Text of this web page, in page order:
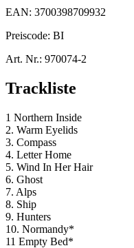
EAN: 3700398709932
Preiscode: BI
Art. Nr.: 970074-2
Trackliste
1 Northern Inside
2. Warm Eyelids
3. Compass
4. Letter Home
5. Wind In Her Hair
6. Ghost
7. Alps
8. Ship
9. Hunters
10. Normandy*
11 Empty Bed*